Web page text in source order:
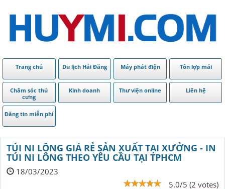
Trang chủ Du lịch Hải Đăng Máy phát điện Tôn lợp mái
Chăm sóc thú
cưng
Kinh doanh Thư viện online Liên hệ
Đăng tin miễn phí
TÚI NI LÔNG GIÁ RẺ SẢN XUẤT TẠI XƯỞNG - IN
TÚI NI LÔNG THEO YÊU CẦU TẠI TPHCM
18/03/2023
5.0/5 (2 votes)